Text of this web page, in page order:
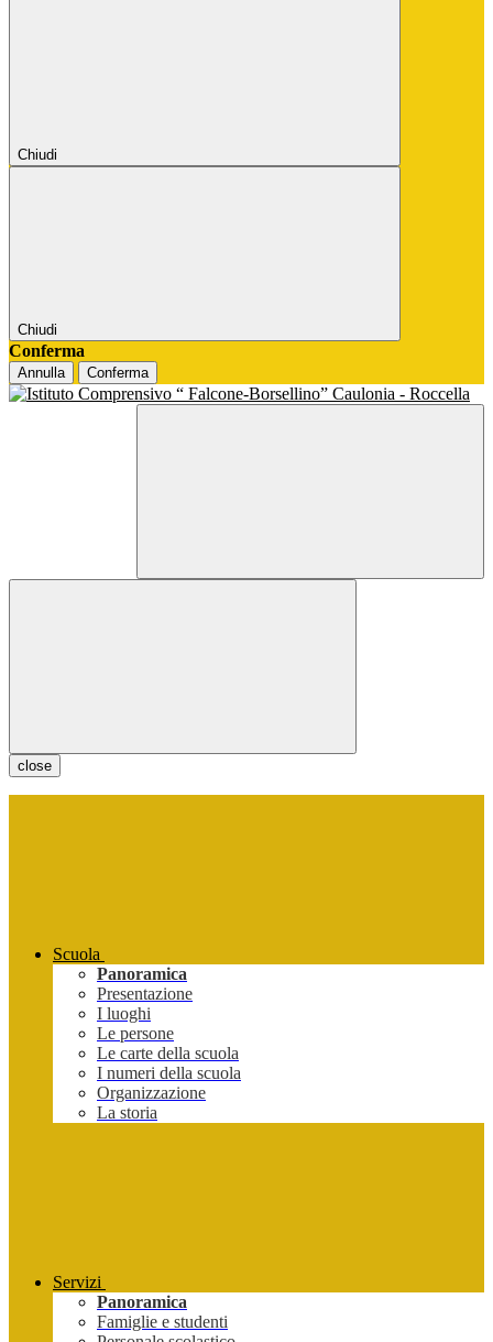
Chiudi
Chiudi
Conferma
Annulla Conferma
close
Scuola
Panoramica
Presentazione
I luoghi
Le persone
Le carte della scuola
I numeri della scuola
Organizzazione
La storia
Servizi
Panoramica
Famiglie e studenti